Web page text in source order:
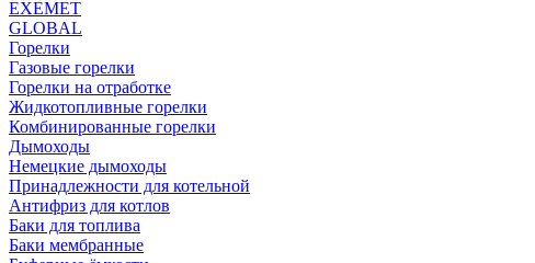
EXEMET
GLOBAL
Горелки
Газовые горелки
Горелки на отработке
Жидкотопливные горелки
Комбинированные горелки
Дымоходы
Немецкие дымоходы
Принадлежности для котельной
Антифриз для котлов
Баки для топлива
Баки мембранные